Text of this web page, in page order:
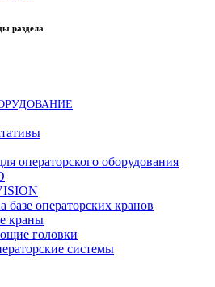
раздела
операторского оборудования
базе операторских кранов
краны
головки
системы